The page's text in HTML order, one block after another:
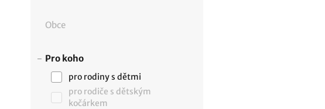
Obce
Pro koho
pro rodiny s dětmi
pro rodiče s dětským
kočárkem